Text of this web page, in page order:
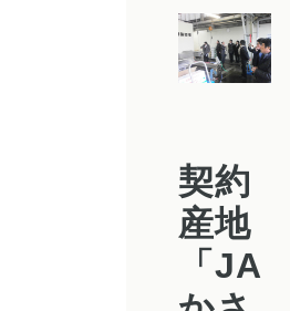
契約
産地
「JA